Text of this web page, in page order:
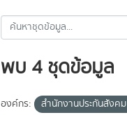
พบ 4 ชุดข้อมูล
องค์กร: สำนักงานประกันสังคม